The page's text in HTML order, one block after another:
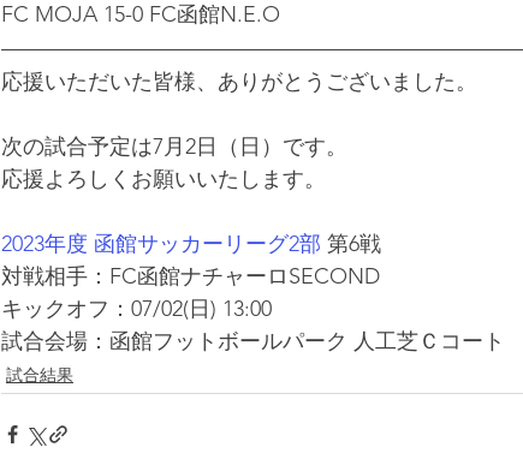
FC MOJA 15-0 FC函館N.E.O
応援いただいた皆様、ありがとうございました。
次の試合予定は7月2日（日）です。
応援よろしくお願いいたします。
2023年度 函館サッカーリーグ2部 第6戦
対戦相手：FC函館ナチャーロSECOND
キックオフ：07/02(日) 13:00
試合会場：函館フットボールパーク 人工芝Ｃコート
試合結果